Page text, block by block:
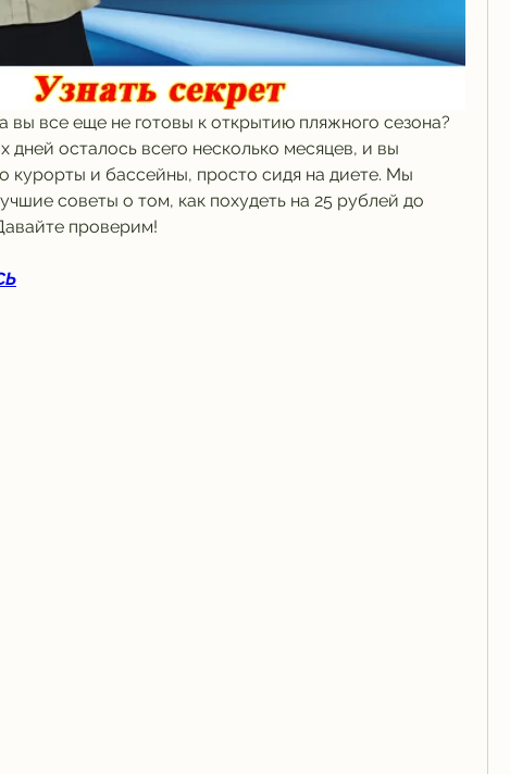
вы все еще не готовы к открытию пляжного сезона?
дней осталось всего несколько месяцев, и вы
курорты и бассейны, просто сидя на диете. Мы
советы о том, как похудеть на 25 рублей до
проверим!